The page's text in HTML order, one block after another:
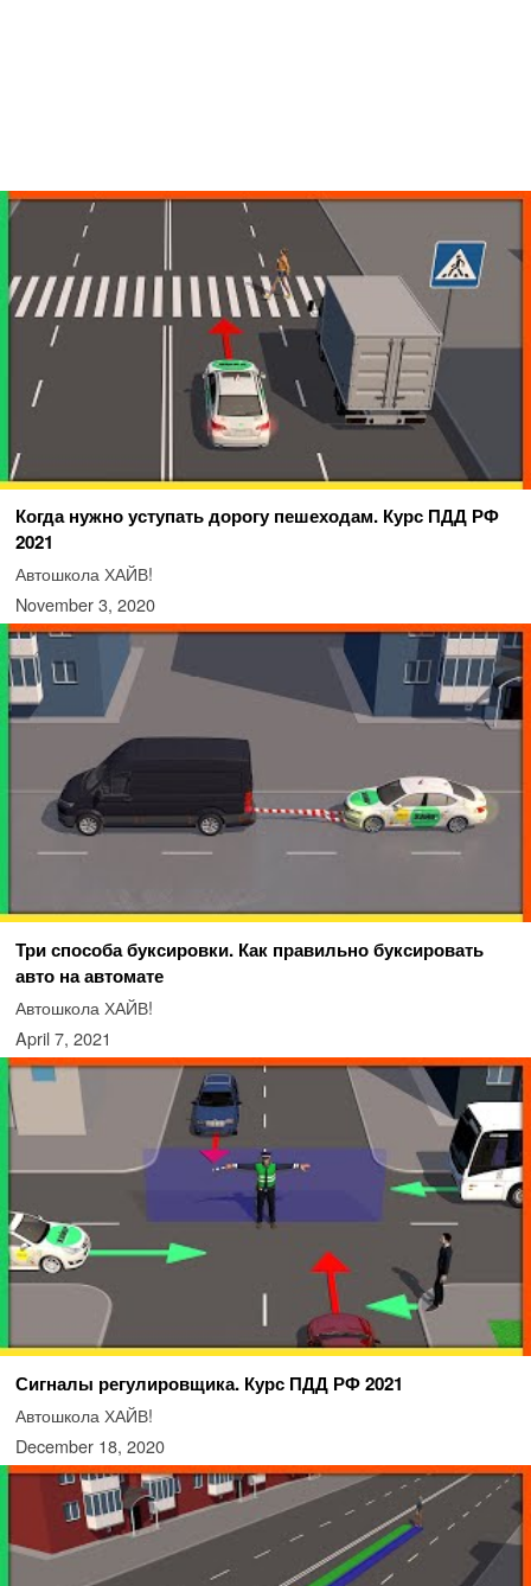
Когда нужно уступать дорогу пешеходам. Курс ПДД РФ
2021
Автошкола ХАЙВ!
November 3, 2020
Три способа буксировки. Как правильно буксировать
авто на автомате
Автошкола ХАЙВ!
April 7, 2021
Сигналы регулировщика. Курс ПДД РФ 2021
Автошкола ХАЙВ!
December 18, 2020